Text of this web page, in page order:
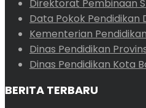
Direktorat Pembinaan
Data Pokok Pendidikan
Kementerian
Dinas Pendidikan
Dinas Pendidikan Kota
BERITA TERBARU